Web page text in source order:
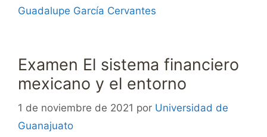
Guadalupe García Cervantes
Examen El sistema financiero
mexicano y el entorno
1 de noviembre de 2021 por Universidad de
Guanajuato